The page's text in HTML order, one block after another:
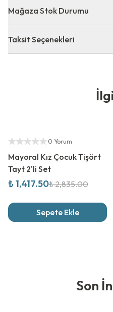
Mağaza Stok Durumu
Taksit Seçenekleri
İlginizi
Yetkili Satıcı
0 Yorum
Mayoral Kız Çocuk Tişört
Tayt 2'li Set
₺ 1,417.50₺ 2,835.00
Sepete Ekle
Son